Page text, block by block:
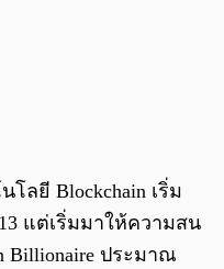
ลยี Blockchain เริ่ม
แต่เริ่มมาให้ความสน
Billionaire ประมาณ